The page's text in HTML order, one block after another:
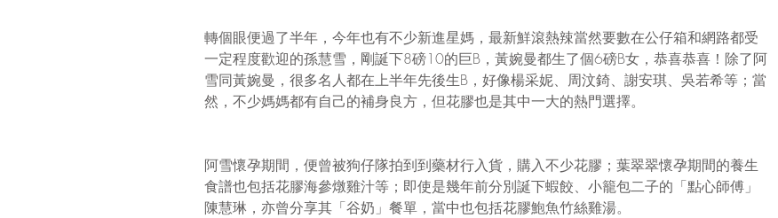
轉個眼便過了半年，今年也有不少新進星媽，最新鮮滾熱辣當然要數在公仔箱和網路都受
一定程度歡迎的孫慧雪，剛誕下8磅10的巨B，黃婉曼都生了個6磅B女，恭喜恭喜！除了阿
雪同黃婉曼，很多名人都在上半年先後生B，好像楊采妮、周汶錡、謝安琪、吳若希等；當
然，不少媽媽都有自己的補身良方，但花膠也是其中一大的熱門選擇。
阿雪懷孕期間，便曾被狗仔隊拍到到藥材行入貨，購入不少花膠；葉翠翠懷孕期間的養生
食譜也包括花膠海參燉雞汁等；即使是幾年前分別誕下蝦餃、小籠包二子的「點心師傅」
陳慧琳，亦曾分享其「谷奶」餐單，當中也包括花膠鮑魚竹絲雞湯。